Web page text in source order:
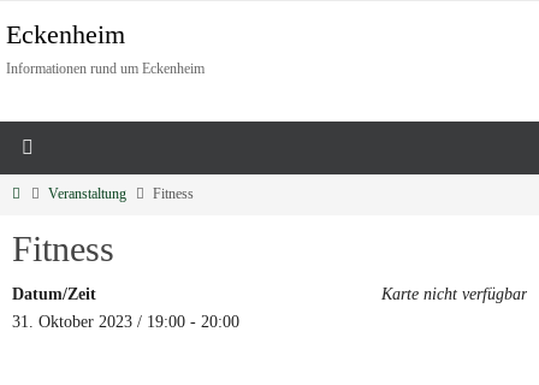
Eckenheim
Informationen rund um Eckenheim
Veranstaltung Fitness
Fitness
Karte nicht verfügbar
Datum/Zeit
31. Oktober 2023 / 19:00 - 20:00